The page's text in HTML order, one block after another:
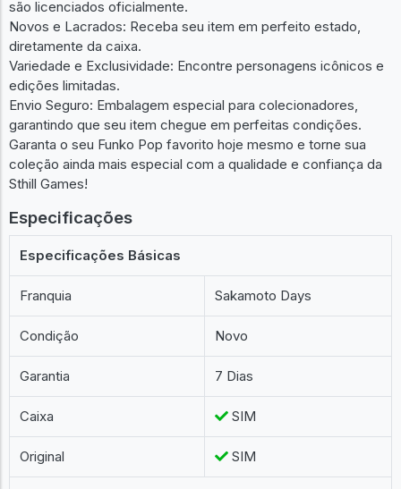
são licenciados oficialmente.
Novos e Lacrados: Receba seu item em perfeito estado,
diretamente da caixa.
Variedade e Exclusividade: Encontre personagens icônicos e
edições limitadas.
Envio Seguro: Embalagem especial para colecionadores,
garantindo que seu item chegue em perfeitas condições.
Garanta o seu Funko Pop favorito hoje mesmo e torne sua
coleção ainda mais especial com a qualidade e confiança da
Sthill Games!
Especificações
Especificações Básicas
Franquia Sakamoto Days
Condição Novo
Garantia 7 Dias
Caixa SIM
Original SIM